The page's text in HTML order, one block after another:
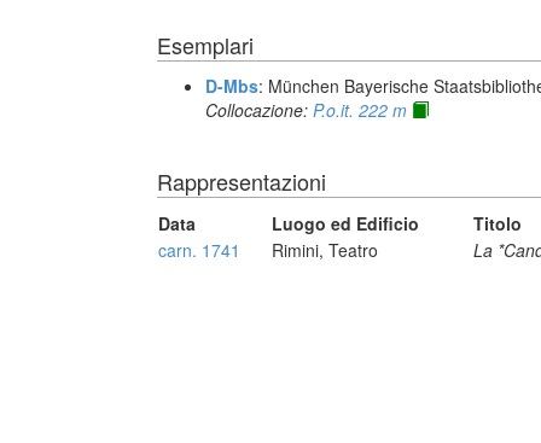
Esemplari
D-Mbs: München Bayerische
Collocazione: P.o.it. 222 m
Rappresentazioni
Data Luogo ed Edificio
Titolo
carn. 1741
Rimini, Teatro La